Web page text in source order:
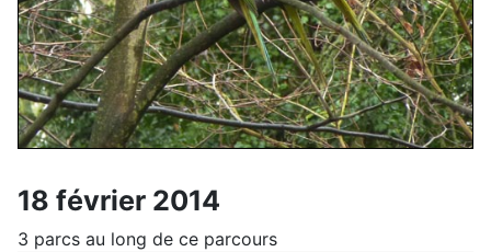
18 février 2014
3 parcs au long de ce parcours